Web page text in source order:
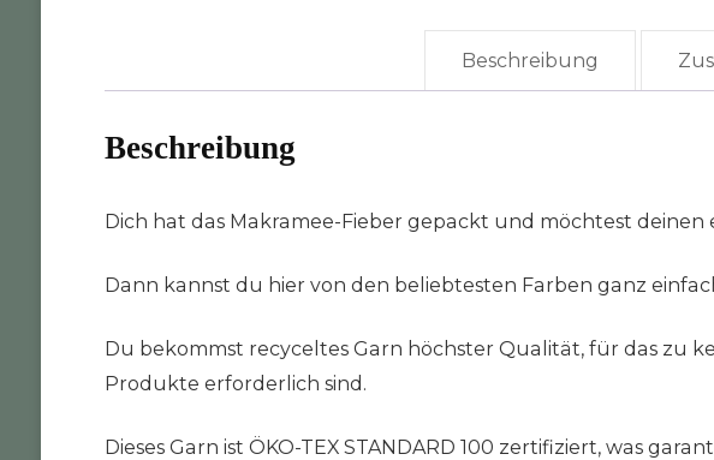
Beschreibung
Beschreibung
Dich hat das Makramee-Fieber gepackt und möchtest
Dann kannst du hier von den beliebtesten Farben ganz
Du bekommst recyceltes Garn höchster Qualität, für das zu
Produkte erforderlich sind.
Dieses Garn ist ÖKO-TEX STANDARD 100 zertifiziert, was